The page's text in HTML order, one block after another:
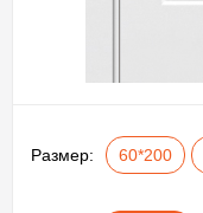
Размер: 60*200